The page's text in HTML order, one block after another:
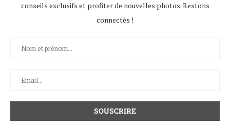
conseils exclusifs et profiter de nouvelles photos. Restons
connectés !